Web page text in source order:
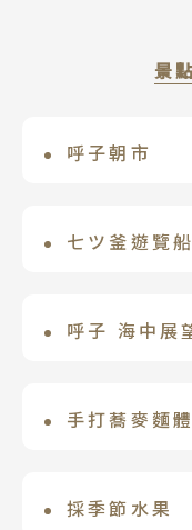
景
呼子朝市
早上市場阿姨
額外的小驚喜
七ツ釜遊覽船
如七個鍋釜並
呼子 海中展
船，可以盡情
手打蕎麥麵
農家當地收割
採季節水果
古湯温泉
泉」聞名。館
塵囂、療癒身
The
賀嬉野溫泉獨
受意大利廚師
嬉野溫泉 櫻
與現代舒適，
典雅客房，細